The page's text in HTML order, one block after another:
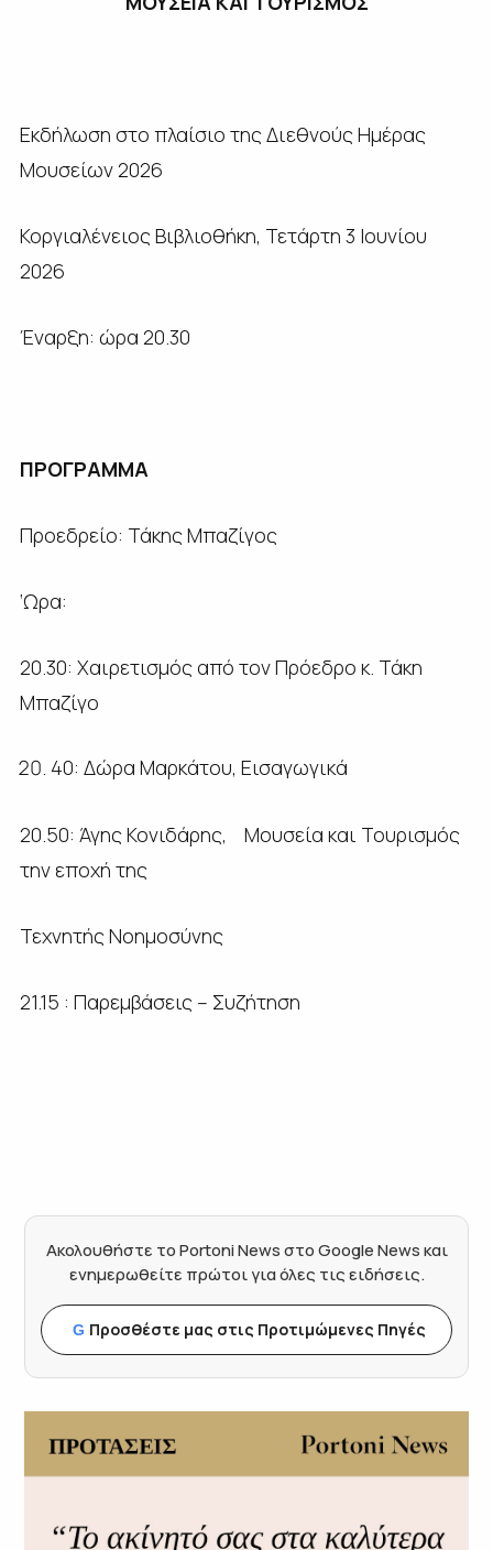
Εκδήλωση στο πλαίσιο της Διεθνούς Ημέρας
Μουσείων 2026
Κοργιαλένειος Βιβλιοθήκη, Τετάρτη 3 Ιουνίου
2026
Έναρξη: ώρα 20.30
ΠΡΟΓΡΑΜΜΑ
Προεδρείο: Τάκης Μπαζίγος
‘Ωρα:
20.30: Χαιρετισμός από τον Πρόεδρο κ. Τάκη
Μπαζίγο
40: Δώρα Μαρκάτου, Εισαγωγικά
20.50: Άγης Κονιδάρης, Μουσεία και Τουρισμός
την εποχή της
Τεχνητής Νοημοσύνης
21.15 : Παρεμβάσεις – Συζήτηση
Ακολουθήστε το Portoni News στο Google News και
ενημερωθείτε πρώτοι για όλες τις ειδήσεις.
G Προσθέστε μας στις Προτιμώμενες Πηγές